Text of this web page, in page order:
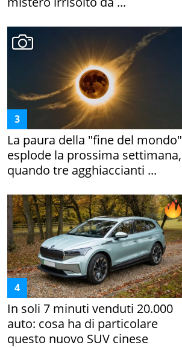
La paura della "fine del mondo"
esplode la prossima settimana,
quando tre agghiaccianti ...
In soli 7 minuti venduti 20.000
auto: cosa ha di particolare
questo nuovo SUV cinese